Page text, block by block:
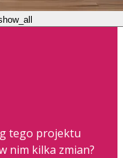
tego projektu
nim kilka zmian?